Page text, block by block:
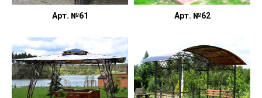
Арт. №61 Арт. №62